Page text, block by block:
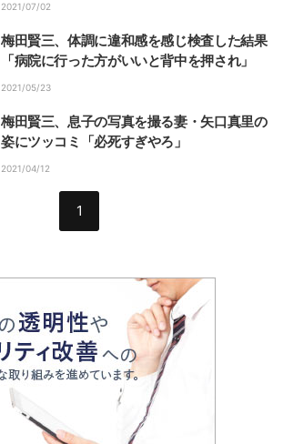
2021/07/02
梅田賢三、体調に違和感を感じ検査した結果
「病院に行った方がいいと背中を押され」
2021/05/23
梅田賢三、息子の写真を撮る妻・矢口真里の
姿にツッコミ「必死すぎやろ」
2021/04/12
1